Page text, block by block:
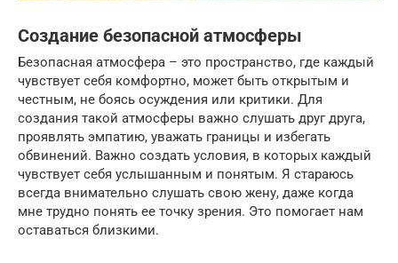
Создание безопасной атмосферы
Безопасная атмосфера – это пространство, где каждый
чувствует себя комфортно, может быть открытым и
честным, не боясь осуждения или критики. Для
создания такой атмосферы важно слушать друг друга,
проявлять эмпатию, уважать границы и избегать
обвинений. Важно создать условия, в которых каждый
чувствует себя услышанным и понятым. Я стараюсь
всегда внимательно слушать свою жену, даже когда
мне трудно понять ее точку зрения. Это помогает нам
оставаться близкими.